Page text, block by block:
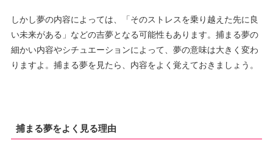
しかし夢の内容によっては、「そのストレスを乗り越えた先に良
い未来がある」などの吉夢となる可能性もあります。捕まる夢の
細かい内容やシチュエーションによって、夢の意味は大きく変わ
りますよ。捕まる夢を見たら、内容をよく覚えておきましょう。
捕まる夢をよく見る理由